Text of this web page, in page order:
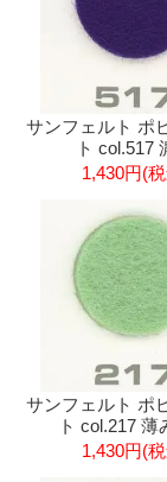
サンフェルト ポ
ト col.517
1,430円(
サンフェルト ポ
ト col.217 薄
1,430円(